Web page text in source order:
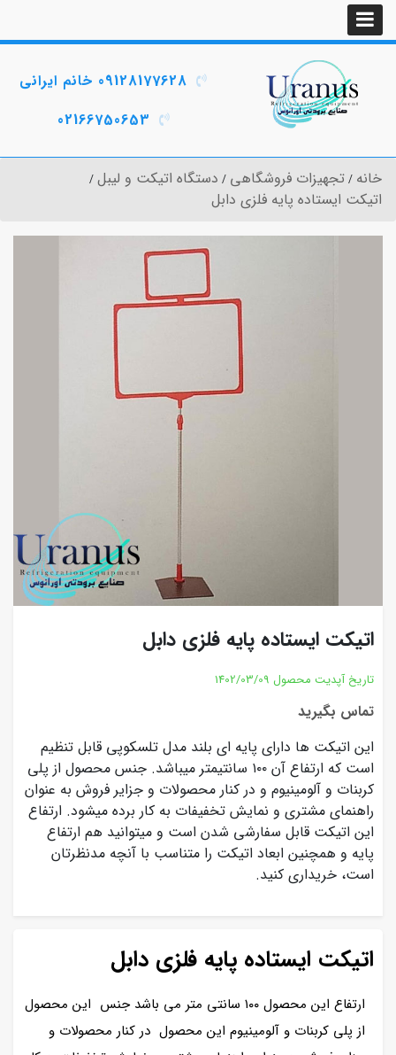
09128177628 خانم ایرانی
02166750653
خانه تجهیزات فروشگاهی دستگاه اتیکت و لیبل
اتیکت ایستاده پایه فلزی دابل
اتیکت ایستاده پایه فلزی دابل
تاریخ آپدیت محصول 1402/03/09
تماس بگیرید
این اتیکت ها دارای پایه ای بلند مدل تلسکوپی قابل تنظیم
است که ارتفاع آن ۱۰۰ سانتیمتر میباشد. جنس محصول از پلی
کربنات و آلومینیوم و در کنار محصولات و جزایر فروش به عنوان
راهنمای مشتری و نمایش تخفیفات به کار برده میشود. ارتفاع
این اتیکت قابل سفارشی شدن است و میتوانید هم ارتفاع
پایه و همچنین ابعاد اتیکت را متناسب با آنچه مدنظرتان
است، خریداری کنید.
اتیکت ایستاده پایه فلزی دابل
ارتفاع این محصول ۱۰۰ سانتی متر می باشد جنس این محصول
از پلی کربنات و آلومینیوم این محصول در کنار محصولات و